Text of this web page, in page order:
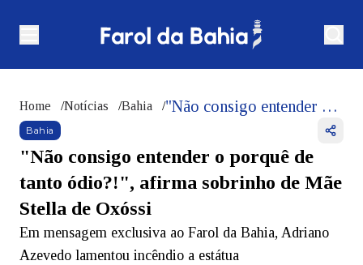
Home /Notícias /Bahia / "Não consigo entender o porquê de tanto ódio?!", afirma sobrinho de Mãe Stella de Oxóssi
Bahia
"Não consigo entender o porquê de
tanto ódio?!", afirma sobrinho de Mãe
Stella de Oxóssi
Em mensagem exclusiva ao Farol da Bahia, Adriano
Azevedo lamentou incêndio a estátua